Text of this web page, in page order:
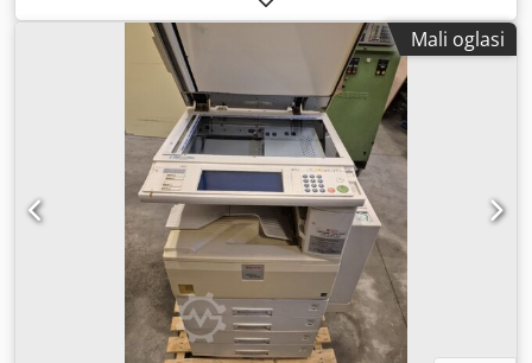
Mali oglasi